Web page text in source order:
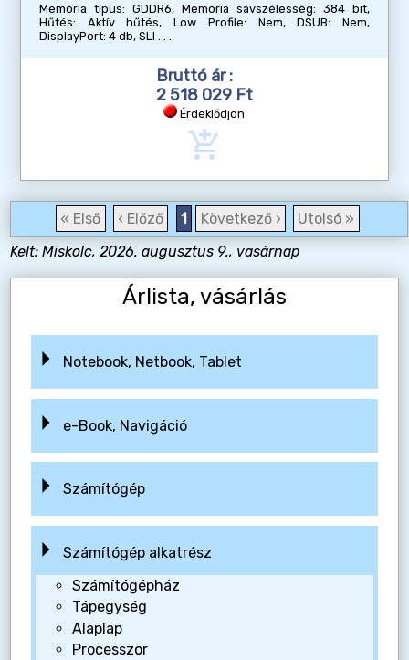
Memória típus: GDDR6, Memória sávszélesség: 384 bit,
Hűtés: Aktív hűtés, Low Profile: Nem, DSUB: Nem,
DisplayPort: 4 db, SLI
Bruttó ár :
2 518 029 Ft
Érdeklődjön
add_shopping_cart
« Első ‹ Előző 1 Következő ›
Utolsó »
Kelt: Miskolc, 2026. augusztus 9., vasárnap
Árlista, vásárlás
Notebook, Netbook, Tablet
e-Book, Navigáció
Számítógép
Számítógép alkatrész
Számítógépház
Tápegység
Alaplap
Processzor